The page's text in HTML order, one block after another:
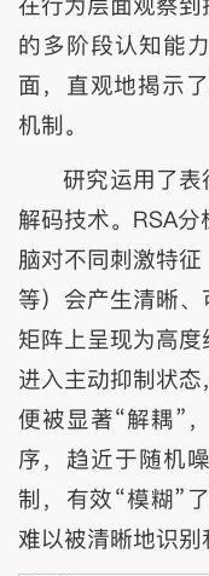
的多阶段认知能
面，直观地揭示
机制。
研究运用了表
解码技术。RSA
脑对不同刺激特
等）会产生清晰
矩阵上呈现为高
进入主动抑制状
便被显著“解耦”
序，趋近于随机
制，有效“模糊”
难以被清晰地识别